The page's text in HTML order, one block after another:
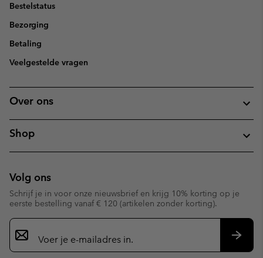
Bestelstatus
Bezorging
Betaling
Veelgestelde vragen
Over ons
Shop
Volg ons
Schrijf je in voor onze nieuwsbrief en krijg 10% korting op je
eerste bestelling vanaf € 120 (artikelen zonder korting).
Aanmelden
voor
e-